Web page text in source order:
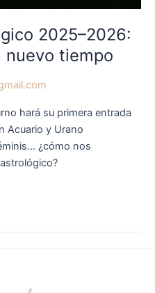
2025–2026:
nuevo tiempo
hará su primera entrada
Acuario y Urano
¿cómo nos